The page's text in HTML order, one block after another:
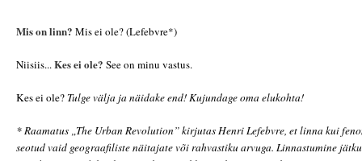
Mis on linn? Mis ei ole?(Lefebvre*)
Niisiis...Kes ei ole? See on minu vastus.
Kes ei ole? Tulge välja ja näidake end! Kujundage oma elukohta!
* Raamatus „The Urban Revolution” kirjutas Henri Lefebvre, et linna kui
seotud vaid geograafiliste näitajate või rahvastiku arvuga. Linnastumine